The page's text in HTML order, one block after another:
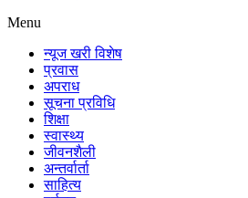
Menu
न्यूज खरी विशेष
प्रवास
अपराध
सूचना प्रविधि
शिक्षा
स्वास्थ्य
जीवनशैली
अन्तर्वार्ता
साहित्य